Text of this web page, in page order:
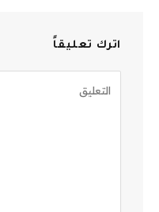
اترك تعليقاً